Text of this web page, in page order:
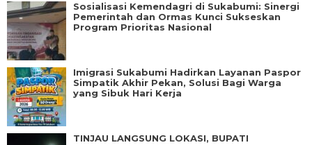
Sosialisasi Kemendagri di Sukabumi: Sinergi
Pemerintah dan Ormas Kunci Sukseskan
Program Prioritas Nasional
Imigrasi Sukabumi Hadirkan Layanan Paspor
Simpatik Akhir Pekan, Solusi Bagi Warga
yang Sibuk Hari Kerja
TINJAU LANGSUNG LOKASI, BUPATI